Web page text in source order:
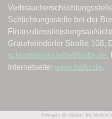
Anlegen ist riskant. Ihr Verlust